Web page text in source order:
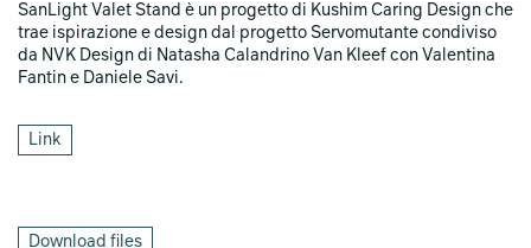
INGRESSO LIBERO.
SanLight Valet Stand è un progetto di Kushim Caring Design che
trae ispirazione e design dal progetto Servomutante condiviso
da NVK Design di Natasha Calandrino Van Kleef con Valentina
Fantin e Daniele Savi.
Link
Download files